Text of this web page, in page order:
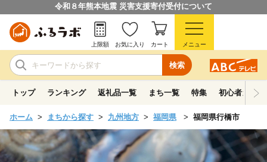
令和８年熊本地震 災害支援寄付受付について
検索
上限額 お気に入り カート メニュー
トップ ランキング 返礼品一覧 まち一覧 特集 初心者ガイド
ホーム まちから探す 九州地方 福岡県 福岡県行橋市